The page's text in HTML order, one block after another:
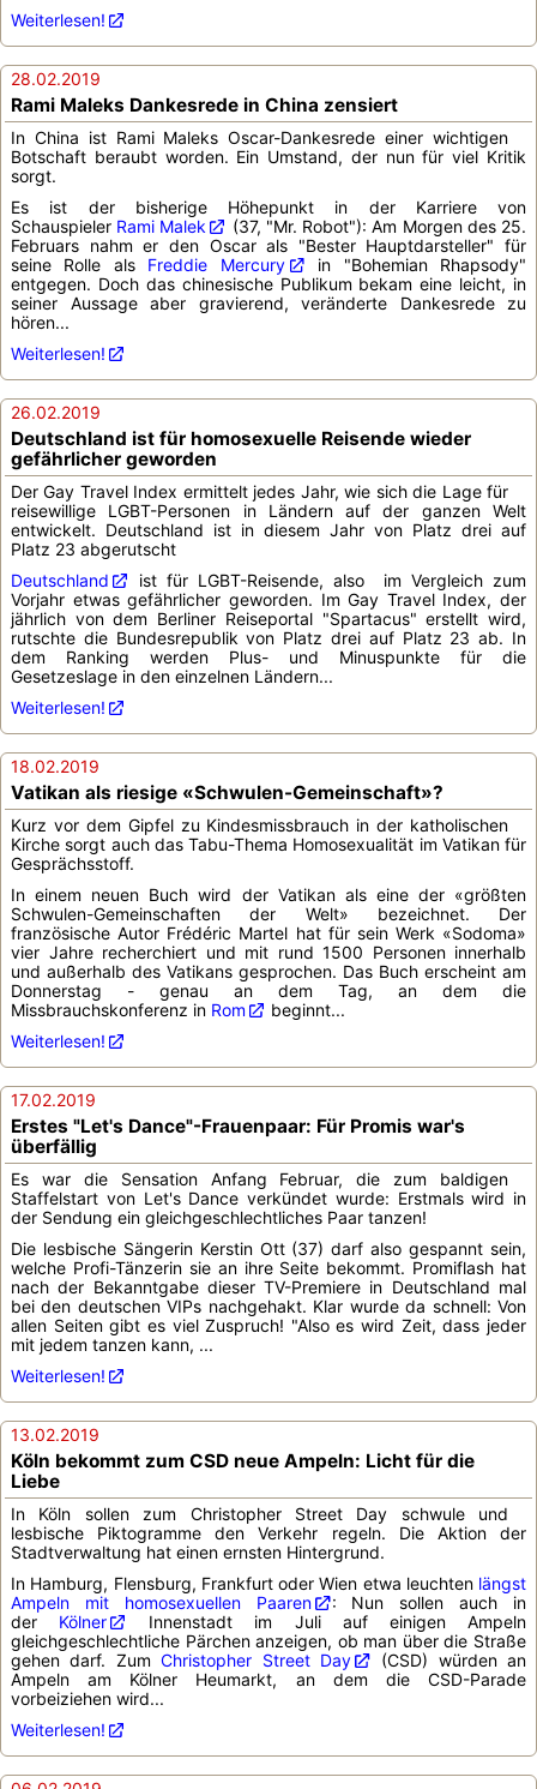
Weiterlesen!
28.02.2019
Rami Maleks Dankesrede in China zensiert
In China ist Rami Maleks Oscar-Dankesrede einer wichtigen
Botschaft beraubt worden. Ein Umstand, der nun für viel Kritik
sorgt.
Es ist der bisherige Höhepunkt in der Karriere von
Schauspieler Rami Malek
(37, "Mr. Robot"): Am Morgen des 25.
Februars nahm er den Oscar als "Bester Hauptdarsteller" für
seine Rolle als Freddie Mercury
in "Bohemian Rhapsody"
entgegen. Doch das chinesische Publikum bekam eine leicht, in
seiner Aussage aber gravierend, veränderte Dankesrede zu
hören...
Weiterlesen!
26.02.2019
Deutschland ist für homosexuelle Reisende wieder
gefährlicher geworden
Der Gay Travel Index ermittelt jedes Jahr, wie sich die Lage für
reisewillige LGBT-Personen in Ländern auf der ganzen Welt
entwickelt. Deutschland ist in diesem Jahr von Platz drei auf
Platz 23 abgerutscht
Deutschland
ist für LGBT-Reisende, also im Vergleich zum
Vorjahr etwas gefährlicher geworden. Im Gay Travel Index, der
jährlich von dem Berliner Reiseportal "Spartacus" erstellt wird,
rutschte die Bundesrepublik von Platz drei auf Platz 23 ab. In
dem Ranking werden Plus- und Minuspunkte für die
Gesetzeslage in den einzelnen Ländern...
Weiterlesen!
18.02.2019
Vatikan als riesige «Schwulen-Gemeinschaft»?
Kurz vor dem Gipfel zu Kindesmissbrauch in der katholischen
Kirche sorgt auch das Tabu-Thema Homosexualität im Vatikan für
Gesprächsstoff.
In einem neuen Buch wird der Vatikan als eine der «größten
Schwulen-Gemeinschaften der Welt» bezeichnet. Der
französische Autor Frédéric Martel hat für sein Werk «Sodoma»
vier Jahre recherchiert und mit rund 1500 Personen innerhalb
und außerhalb des Vatikans gesprochen. Das Buch erscheint am
Donnerstag - genau an dem Tag, an dem die
Missbrauchskonferenz in Rom
beginnt...
Weiterlesen!
17.02.2019
Erstes "Let's Dance"-Frauenpaar: Für Promis war's
überfällig
Es war die Sensation Anfang Februar, die zum baldigen
Staffelstart von Let's Dance verkündet wurde: Erstmals wird in
der Sendung ein gleichgeschlechtliches Paar tanzen!
Die lesbische Sängerin Kerstin Ott (37) darf also gespannt sein,
welche Profi-Tänzerin sie an ihre Seite bekommt. Promiflash hat
nach der Bekanntgabe dieser TV-Premiere in Deutschland mal
bei den deutschen VIPs nachgehakt. Klar wurde da schnell: Von
allen Seiten gibt es viel Zuspruch! "Also es wird Zeit, dass jeder
mit jedem tanzen kann, ...
Weiterlesen!
13.02.2019
Köln bekommt zum CSD neue Ampeln: Licht für die
Liebe
In Köln sollen zum Christopher Street Day schwule und
lesbische Piktogramme den Verkehr regeln. Die Aktion der
Stadtverwaltung hat einen ernsten Hintergrund.
In Hamburg, Flensburg, Frankfurt oder Wien etwa leuchten längst
Ampeln mit homosexuellen Paaren
: Nun sollen auch in
der Kölner
Innenstadt im Juli auf einigen Ampeln
gleichgeschlechtliche Pärchen anzeigen, ob man über die Straße
gehen darf. ZumChristopher Street Day
(CSD) würden an
Ampeln am Kölner Heumarkt, an dem die CSD-Parade
vorbeiziehen wird...
Weiterlesen!